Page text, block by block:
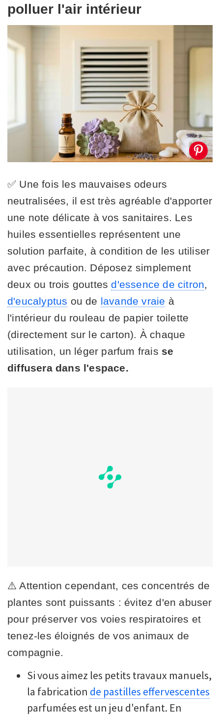
polluer l'air intérieur
✅ Une fois les mauvaises odeurs
neutralisées, il est très agréable d'apporter
une note délicate à vos sanitaires. Les
huiles essentielles représentent une
solution parfaite, à condition de les utiliser
avec précaution. Déposez simplement
deux ou trois gouttesd'essence de citron
d'eucalyptus ou de lavande vraie à
l'intérieur du rouleau de papier toilette
(directement sur le carton). À chaque
utilisation, un léger parfum frais se
diffusera dans l'espace.
⚠️ Attention cependant, ces concentrés de
plantes sont puissants : évitez d'en abuser
pour préserver vos voies respiratoires et
tenez-les éloignés de vos animaux de
compagnie.
Si vous aimez les petits travaux manuels,
la fabrication de pastilles effervescentes
parfumées est un jeu d'enfant. En